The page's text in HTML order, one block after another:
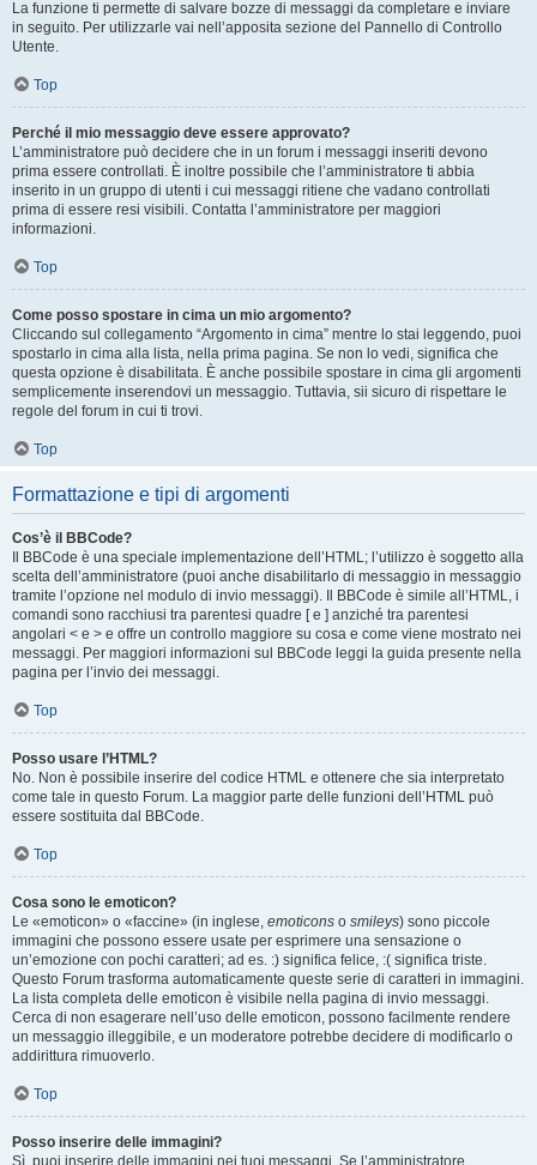
La funzione ti permette di salvare bozze di messaggi da completare e inviare
in seguito. Per utilizzarle vai nell’apposita sezione del Pannello di Controllo
Utente.
Top
Perché il mio messaggio deve essere approvato?
L’amministratore può decidere che in un forum i messaggi inseriti devono
prima essere controllati. È inoltre possibile che l’amministratore ti abbia
inserito in un gruppo di utenti i cui messaggi ritiene che vadano controllati
prima di essere resi visibili. Contatta l’amministratore per maggiori
informazioni.
Top
Come posso spostare in cima un mio argomento?
Cliccando sul collegamento “Argomento in cima” mentre lo stai leggendo, puoi
spostarlo in cima alla lista, nella prima pagina. Se non lo vedi, significa che
questa opzione è disabilitata. È anche possibile spostare in cima gli argomenti
semplicemente inserendovi un messaggio. Tuttavia, sii sicuro di rispettare le
regole del forum in cui ti trovi.
Top
Formattazione e tipi di argomenti
Cos’è il BBCode?
Il BBCode è una speciale implementazione dell’HTML; l’utilizzo è soggetto alla
scelta dell’amministratore (puoi anche disabilitarlo di messaggio in messaggio
tramite l’opzione nel modulo di invio messaggi). Il BBCode è simile all’HTML, i
comandi sono racchiusi tra parentesi quadre [ e ] anziché tra parentesi
angolari < e > e offre un controllo maggiore su cosa e come viene mostrato nei
messaggi. Per maggiori informazioni sul BBCode leggi la guida presente nella
pagina per l’invio dei messaggi.
Top
Posso usare l’HTML?
No. Non è possibile inserire del codice HTML e ottenere che sia interpretato
come tale in questo Forum. La maggior parte delle funzioni dell’HTML può
essere sostituita dal BBCode.
Top
Cosa sono le emoticon?
Le «emoticon» o «faccine» (in inglese, emoticons o smileys) sono piccole
immagini che possono essere usate per esprimere una sensazione o
un’emozione con pochi caratteri; ad es. :) significa felice, :( significa triste.
Questo Forum trasforma automaticamente queste serie di caratteri in immagini.
La lista completa delle emoticon è visibile nella pagina di invio messaggi.
Cerca di non esagerare nell’uso delle emoticon, possono facilmente rendere
un messaggio illeggibile, e un moderatore potrebbe decidere di modificarlo o
addirittura rimuoverlo.
Top
Posso inserire delle immagini?
Sì, puoi inserire delle immagini nei tuoi messaggi. Se l’amministratore